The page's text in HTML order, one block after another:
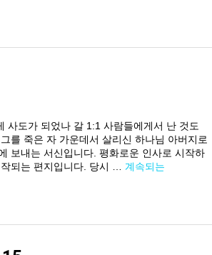
사도가 되었나 갈 1:1 사람들에게서 난 것도
를 죽은 자 가운데서 살리신 하나님 아버지로
보내는 서신입니다. 평화로운 인사로 시작하
되는 편지입니다. 당시 … 계속되는